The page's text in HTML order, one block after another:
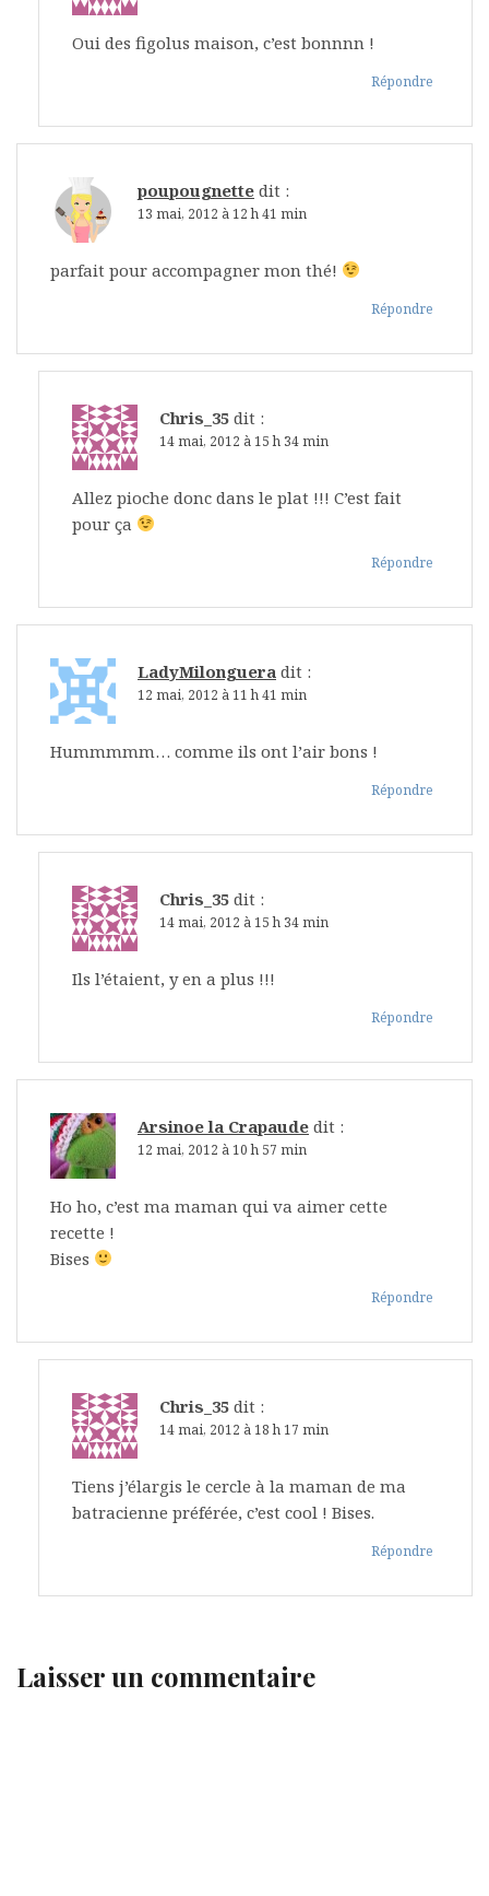
Oui des figolus maison, c’est bonnnn !
Répondre
poupougnette dit :
13 mai, 2012 à 12 h 41 min
parfait pour accompagner mon thé!
Répondre
Chris_35 dit :
14 mai, 2012 à 15 h 34 min
Allez pioche donc dans le plat !!! C’est fait
pour ça
Répondre
LadyMilonguera dit :
12 mai, 2012 à 11 h 41 min
Hummmmm… comme ils ont l’air bons !
Répondre
Chris_35 dit :
14 mai, 2012 à 15 h 34 min
Ils l’étaient, y en a plus !!!
Répondre
Arsinoe la Crapaude dit :
12 mai, 2012 à 10 h 57 min
Ho ho, c’est ma maman qui va aimer cette
recette !
Bises
Répondre
Chris_35 dit :
14 mai, 2012 à 18 h 17 min
Tiens j’élargis le cercle à la maman de ma
batracienne préférée, c’est cool ! Bises.
Répondre
Laisser un commentaire